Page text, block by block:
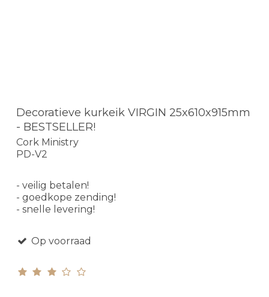
Decoratieve kurkeik VIRGIN 25x610x915mm
- BESTSELLER!
Cork Ministry
PD-V2
- veilig betalen!
- goedkope zending!
- snelle levering!
Op voorraad